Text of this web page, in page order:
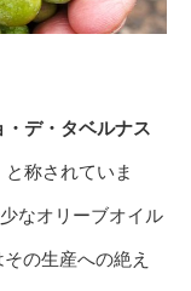
・デ・タベルナス
と称されていま
なオリーブオイル
の生産への絶え